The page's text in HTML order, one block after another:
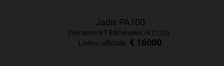
Jadis PA100
(Versione KT 88Genalex /KT120)
Listino ufficiale: € 16000